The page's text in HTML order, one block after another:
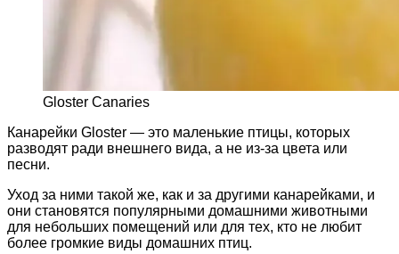
Gloster Canaries
Канарейки Gloster — это маленькие птицы, которых
разводят ради внешнего вида, а не из-за цвета или
песни.
Уход за ними такой же, как и за другими канарейками, и
они становятся популярными домашними животными
для небольших помещений или для тех, кто не любит
более громкие виды домашних птиц.